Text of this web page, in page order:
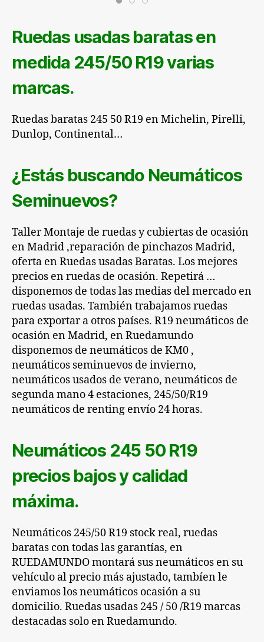
Ruedas usadas baratas en
medida 245/50 R19 varias
marcas.
Ruedas baratas 245 50 R19 en Michelin, Pirelli,
Dunlop, Continental…
¿Estás buscando Neumáticos
Seminuevos?
Taller Montaje de ruedas y cubiertas de ocasión
en Madrid ,reparación de pinchazos Madrid,
oferta enRuedasusadas Baratas. Los mejores
precios en ruedas de ocasión. Repetirá …
disponemos de todas las medias del mercado en
ruedasusadas. También trabajamos ruedas
para exportar a otros países. R19 neumáticos de
ocasión en Madrid, enRuedamundo
disponemos de neumáticos de KM0 ,
neumáticos seminuevos de invierno,
neumáticos usados de verano, neumáticos de
segunda mano 4 estaciones, 245/50/R19
neumáticos de renting envío 24 horas.
Neumáticos 245 50 R19
precios bajos y calidad
máxima.
Neumáticos 245/50 R19 stock real, ruedas
baratas con todas las garantías, en
RUEDAMUNDOmontará sus neumáticos en su
vehículo al precio más ajustado, tambíen le
enviamos los neumáticos ocasión a su
domicilio. Ruedas usadas 245 / 50 /R19 marcas
destacadas solo enRuedamundo.